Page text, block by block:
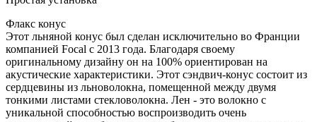
Флакс конус
Этот льняной конус был сделан исключительно во Франции
компанией Focal с 2013 года. Благодаря своему
оригинальному дизайну он на 100% ориентирован на
акустические характеристики. Этот сэндвич-конус состоит из
сердцевины из льноволокна, помещенной между двумя
тонкими листами стекловолокна. Лен - это волокно с
уникальной способностью воспроизводить очень